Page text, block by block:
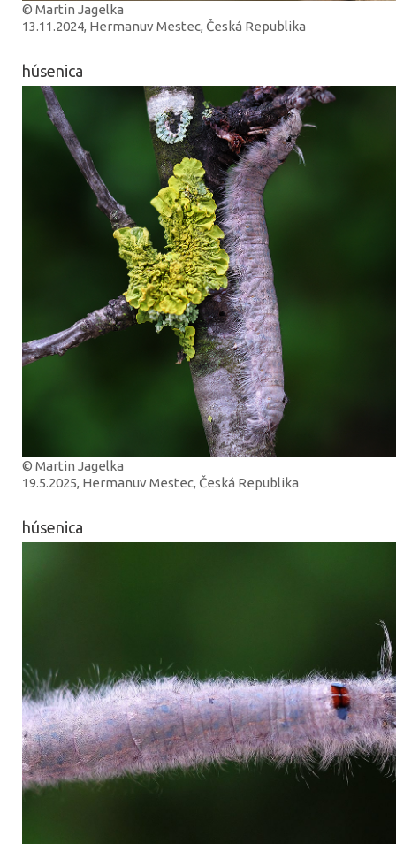
© Martin Jagelka
13.11.2024, Hermanuv Mestec, Česká Republika
húsenica
© Martin Jagelka
19.5.2025, Hermanuv Mestec, Česká Republika
húsenica